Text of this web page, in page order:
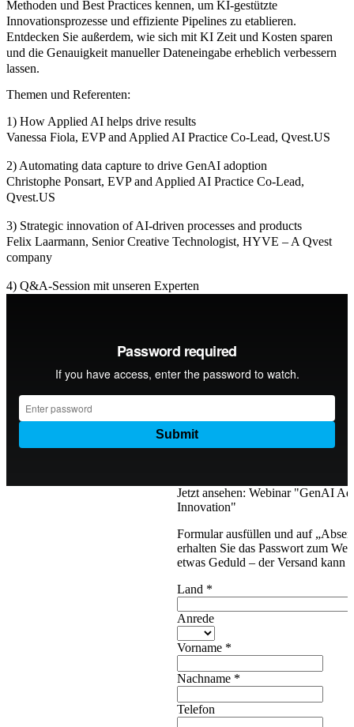
Methoden und Best Practices kennen, um KI-gestützte
Innovationsprozesse und effiziente Pipelines zu etablieren.
Entdecken Sie außerdem, wie sich mit KI Zeit und Kosten sparen
und die Genauigkeit manueller Dateneingabe erheblich verbessern
lassen.
Themen und Referenten:
1) How Applied AI helps drive results
Vanessa Fiola, EVP and Applied AI Practice Co-Lead, Qvest.US
2) Automating data capture to drive GenAI adoption
Christophe Ponsart, EVP and Applied AI Practice Co-Lead,
Qvest.US
3) Strategic innovation of AI-driven processes and products
Felix Laarmann, Senior Creative Technologist, HYVE – A Qvest
company
4) Q&A-Session mit unseren Experten
Jetzt ansehen: Webinar "GenAI
Innovation"
Formular ausfüllen und auf
erhalten Sie das Passwort zum
etwas Geduld – der Versand kann
Land *
Anrede
Vorname *
Nachname *
Telefon